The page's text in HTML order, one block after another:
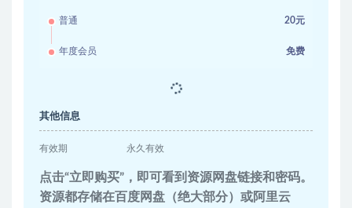
普通 20元
年度会员 免费
其他信息
有效期 永久有效
点击“立即购买”，即可看到资源网盘链接和密码。
资源都存储在百度网盘（绝大部分）或阿里云